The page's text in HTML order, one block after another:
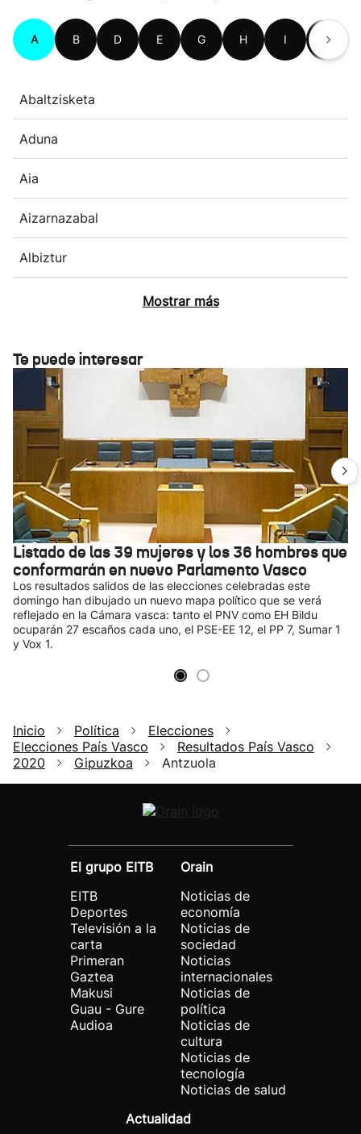
A B D E G H I L
Abaltzisketa
Aduna
Aia
Aizarnazabal
Albiztur
Mostrar más
Te puede interesar
Listado de las 39 mujeres y los 36 hombres que
conformarán en nuevo Parlamento Vasco
Los resultados salidos de las elecciones celebradas este
domingo han dibujado un nuevo mapa político que se verá
reflejado en la Cámara vasca: tanto el PNV como EH Bildu
ocuparán 27 escaños cada uno, el PSE-EE 12, el PP 7, Sumar 1
y Vox 1.
Inicio Política
Elecciones
Elecciones País Vasco
Resultados País Vasco
2020
Gipuzkoa Antzuola
El grupo EITB
EITB
Deportes
Televisión a la
carta
Primeran
Gaztea
Makusi
Guau - Gure
Audioa
Orain
Noticias de
economía
Noticias de
sociedad
Noticias
internacionales
Noticias de
política
Noticias de
cultura
Noticias de
tecnología
Noticias de salud
Actualidad